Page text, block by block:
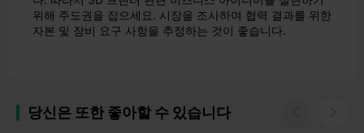
위해 주도권을 잡으세요. 시장을 조사하여 협력 결과를 위한
자본 및 장비 요구 사항을 추정하는 것이 좋습니다.
당신은 또한 좋아할 수 있습니다